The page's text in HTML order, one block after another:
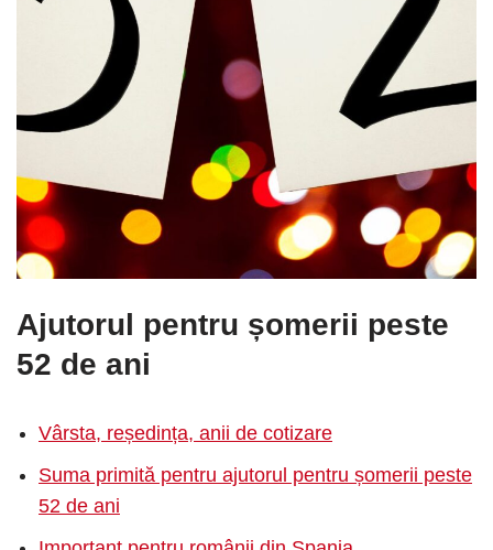
Ajutorul pentru șomerii peste
52 de ani
Vârsta, reședința, anii de cotizare
Suma primită pentru ajutorul pentru șomerii peste
52 de ani